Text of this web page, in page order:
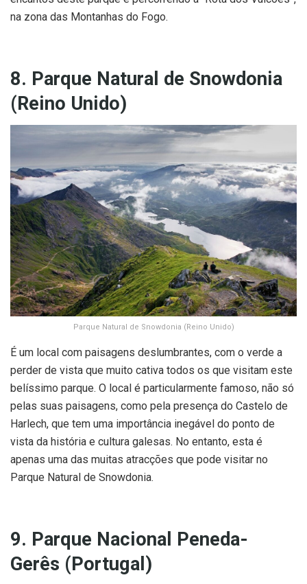
na zona das Montanhas do Fogo.
8. Parque Natural de Snowdonia
(Reino Unido)
Parque Natural de Snowdonia (Reino Unido)
É um local com paisagens deslumbrantes, com o verde a
perder de vista que muito cativa todos os que visitam este
belíssimo parque. O local é particularmente famoso, não só
pelas suas paisagens, como pela presença do Castelo de
Harlech, que tem uma importância inegável do ponto de
vista da história e cultura galesas. No entanto, esta é
apenas uma das muitas atracções que pode visitar no
Parque Natural de Snowdonia.
9. Parque Nacional Peneda-
Gerês (Portugal)